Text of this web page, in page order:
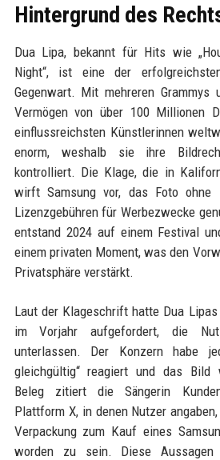
Hintergrund des
Dua Lipa, bekannt für Hits wie
Night“, ist eine der
Gegenwart. Mit mehreren Grammys
Vermögen von über 100 Millionen
einflussreichsten Künstlerinnen
enorm, weshalb sie ihre
kontrolliert. Die Klage, die in
wirft Samsung vor, das Foto ohne
Lizenzgebühren für Werbezwecke
entstand 2024 auf einem Festival
einem privaten Moment, was den
Privatsphäre verstärkt.
Laut der Klageschrift hatte Dua
im Vorjahr aufgefordert, die
unterlassen. Der Konzern habe
gleichgültig“ reagiert und das Bild
Beleg zitiert die Sängerin
Plattform X, in denen Nutzer
Verpackung zum Kauf eines
worden zu sein. Diese Aussagen